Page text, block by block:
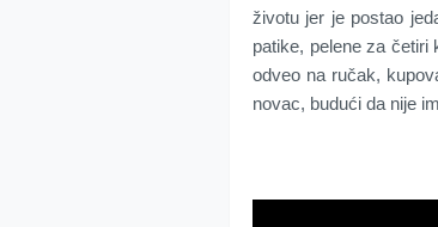
životu jer je postao
patike, pelene za
odveo na ručak,
novac, budući da nije